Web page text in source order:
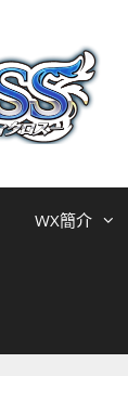
WX簡介